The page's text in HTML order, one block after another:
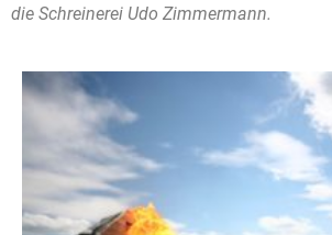
die Schreinerei Udo Zimmermann.